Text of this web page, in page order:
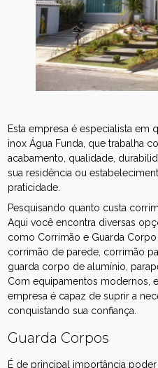
Esta empresa é especialista em
inox Água Funda, que trabalha
acabamento, qualidade,
sua residência ou
praticidade.
Pesquisando quanto custa
Aqui você encontra diversas
como Corrimão e Guarda
corrimão de parede, corrimão
guarda corpo de alumínio,
Com equipamentos modernos,
empresa é capaz de suprir a
conquistando sua confiança.
Guarda Corpos
É de principal importância